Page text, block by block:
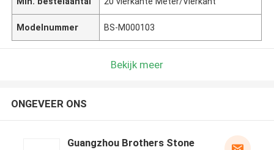
Modelnummer BS-M000103
Bekijk meer
ONGEVEER ONS
Guangzhou Brothers Stone